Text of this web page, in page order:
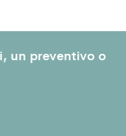
un preventivo o